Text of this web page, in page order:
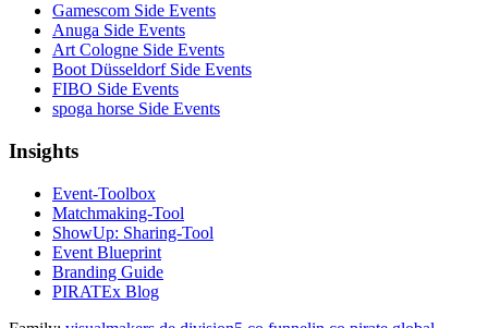
Gamescom Side Events
Anuga Side Events
Art Cologne Side Events
Boot Düsseldorf Side Events
FIBO Side Events
spoga horse Side Events
Insights
Event-Toolbox
Matchmaking-Tool
ShowUp: Sharing-Tool
Event Blueprint
Branding Guide
PIRATEx Blog